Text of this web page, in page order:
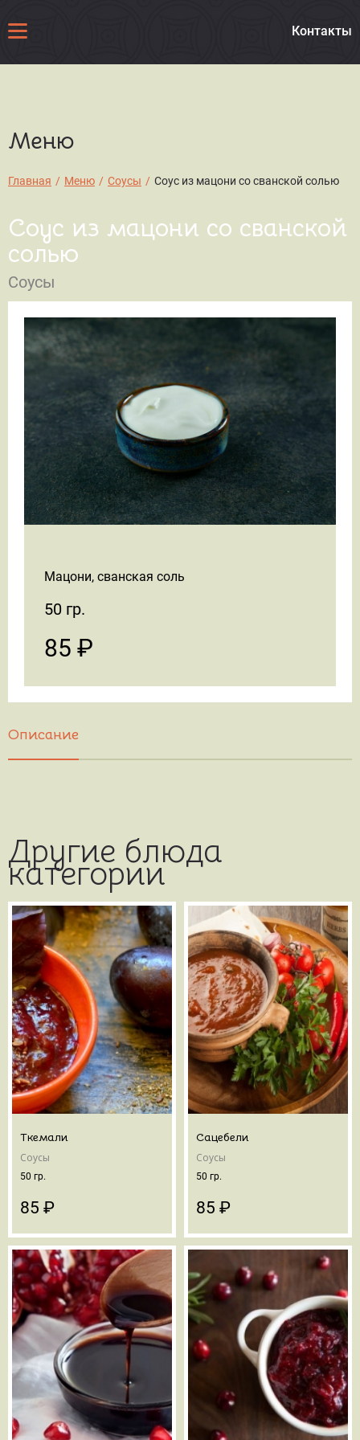
Контакты
Меню
Главная / Меню / Соусы / Соус из мацони со сванской солью
Соус из мацони со сванской
солью
Соусы
Мацони, сванская соль
50 гр.
85 ₽
Описание
Другие блюда
категории
Ткемали
Соусы
50 гр.
85 ₽
Сацебели
Соусы
50 гр.
85 ₽